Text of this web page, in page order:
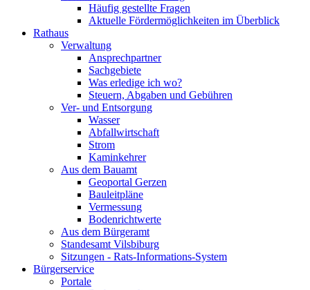
Häufig gestellte Fragen
Aktuelle Fördermöglichkeiten im Überblick
Rathaus
Verwaltung
Ansprechpartner
Sachgebiete
Was erledige ich wo?
Steuern, Abgaben und Gebühren
Ver- und Entsorgung
Wasser
Abfallwirtschaft
Strom
Kaminkehrer
Aus dem Bauamt
Geoportal Gerzen
Bauleitpläne
Vermessung
Bodenrichtwerte
Aus dem Bürgeramt
Standesamt Vilsbiburg
Sitzungen - Rats-Informations-System
Bürgerservice
Portale